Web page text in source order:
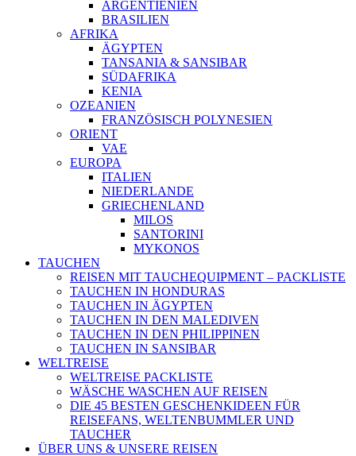
ARGENTIENIEN
BRASILIEN
AFRIKA
ÄGYPTEN
TANSANIA & SANSIBAR
SÜDAFRIKA
KENIA
OZEANIEN
FRANZÖSISCH POLYNESIEN
ORIENT
VAE
EUROPA
ITALIEN
NIEDERLANDE
GRIECHENLAND
MILOS
SANTORINI
MYKONOS
TAUCHEN
REISEN MIT TAUCHEQUIPMENT – PACKLISTE
TAUCHEN IN HONDURAS
TAUCHEN IN ÄGYPTEN
TAUCHEN IN DEN MALEDIVEN
TAUCHEN IN DEN PHILIPPINEN
TAUCHEN IN SANSIBAR
WELTREISE
WELTREISE PACKLISTE
WÄSCHE WASCHEN AUF REISEN
DIE 45 BESTEN GESCHENKIDEEN FÜR
REISEFANS, WELTENBUMMLER UND
TAUCHER
ÜBER UNS & UNSERE REISEN